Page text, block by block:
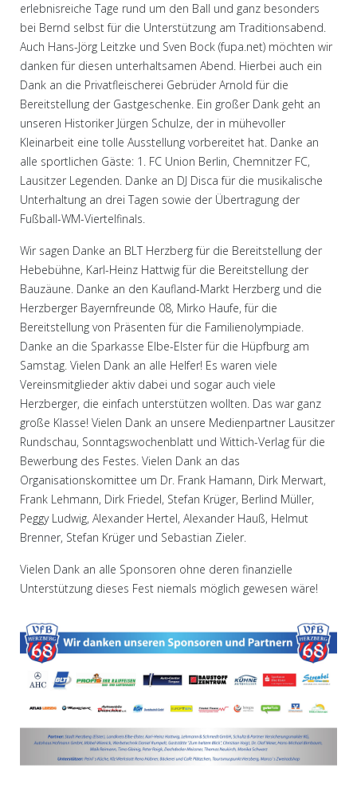
erlebnisreiche Tage rund um den Ball und ganz besonders
bei Bernd selbst für die Unterstützung am Traditionsabend.
Auch Hans-Jörg Leitzke und Sven Bock (fupa.net) möchten wir
danken für diesen unterhaltsamen Abend. Hierbei auch ein
Dank an die Privatfleischerei Gebrüder Arnold für die
Bereitstellung der Gastgeschenke. Ein großer Dank geht an
unseren Historiker Jürgen Schulze, der in mühevoller
Kleinarbeit eine tolle Ausstellung vorbereitet hat. Danke an
alle sportlichen Gäste: 1. FC Union Berlin, Chemnitzer FC,
Lausitzer Legenden. Danke an DJ Disca für die musikalische
Unterhaltung an drei Tagen sowie der Übertragung der
Fußball-WM-Viertelfinals.
Wir sagen Danke an BLT Herzberg für die Bereitstellung der
Hebebühne, Karl-Heinz Hattwig für die Bereitstellung der
Bauzäune. Danke an den Kaufland-Markt Herzberg und die
Herzberger Bayernfreunde 08, Mirko Haufe, für die
Bereitstellung von Präsenten für die Familienolympiade.
Danke an die Sparkasse Elbe-Elster für die Hüpfburg am
Samstag. Vielen Dank an alle Helfer! Es waren viele
Vereinsmitglieder aktiv dabei und sogar auch viele
Herzberger, die einfach unterstützen wollten. Das war ganz
große Klasse! Vielen Dank an unsere Medienpartner Lausitzer
Rundschau, Sonntagswochenblatt und Wittich-Verlag für die
Bewerbung des Festes. Vielen Dank an das
Organisationskomittee um Dr. Frank Hamann, Dirk Merwart,
Frank Lehmann, Dirk Friedel, Stefan Krüger, Berlind Müller,
Peggy Ludwig, Alexander Hertel, Alexander Hauß, Helmut
Brenner, Stefan Krüger und Sebastian Zieler.
Vielen Dank an alle Sponsoren ohne deren finanzielle
Unterstützung dieses Fest niemals möglich gewesen wäre!